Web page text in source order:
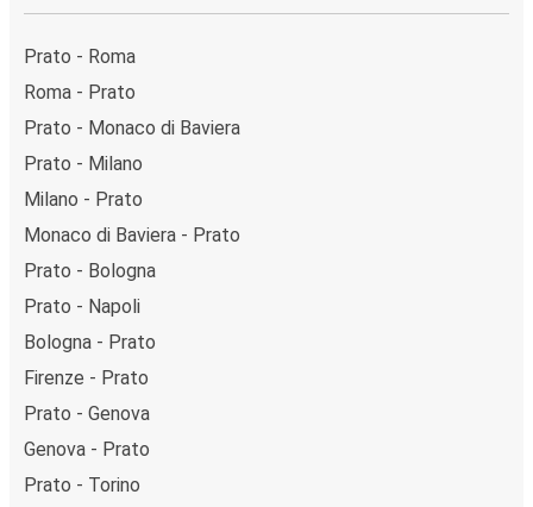
Prato - Roma
Roma - Prato
Prato - Monaco di Baviera
Prato - Milano
Milano - Prato
Monaco di Baviera - Prato
Prato - Bologna
Prato - Napoli
Bologna - Prato
Firenze - Prato
Prato - Genova
Genova - Prato
Prato - Torino